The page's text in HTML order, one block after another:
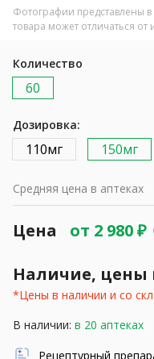
Фотографии представлены
товара может отличаться
Количество
60
Дозировка:
110мг 150мг
Средняя цена в аптеках
Цена от 2 980₽
Наличие, цены
*Цены в наличии и со
В наличии: в 20 аптеках
Рецептурный